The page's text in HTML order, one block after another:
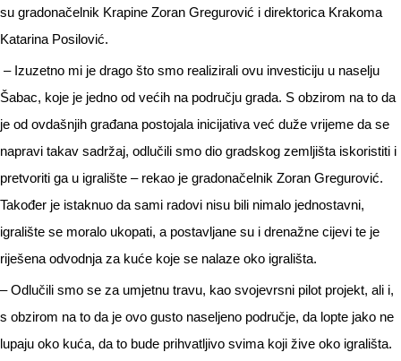
su gradonačelnik Krapine Zoran Gregurović i direktorica Krakoma
Katarina Posilović.
– Izuzetno mi je drago što smo realizirali ovu investiciju u naselju
Šabac, koje je jedno od većih na području grada. S obzirom na to da
je od ovdašnjih građana postojala inicijativa već duže vrijeme da se
napravi takav sadržaj, odlučili smo dio gradskog zemljišta iskoristiti i
pretvoriti ga u igralište – rekao je gradonačelnik Zoran Gregurović.
Također je istaknuo da sami radovi nisu bili nimalo jednostavni,
igralište se moralo ukopati, a postavljane su i drenažne cijevi te je
riješena odvodnja za kuće koje se nalaze oko igrališta.
– Odlučili smo se za umjetnu travu, kao svojevrsni pilot projekt, ali i,
s obzirom na to da je ovo gusto naseljeno područje, da lopte jako ne
lupaju oko kuća, da to bude prihvatljivo svima koji žive oko igrališta.